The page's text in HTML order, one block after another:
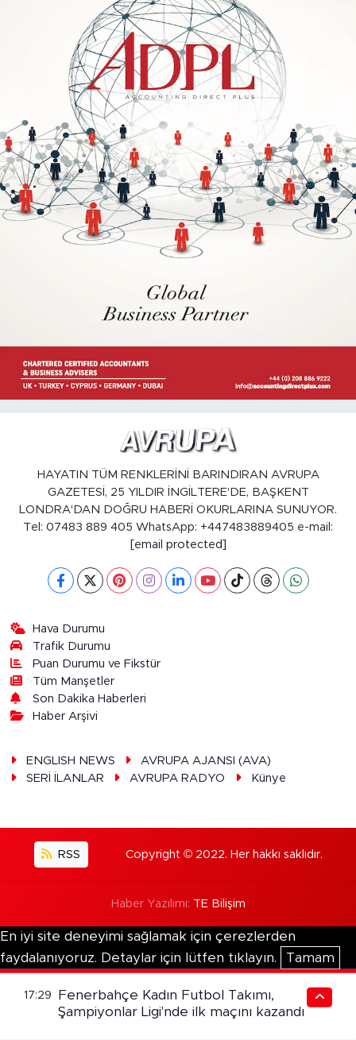
HAYATIN TÜM RENKLERİNİ BARINDIRAN AVRUPA
GAZETESİ, 25 YILDIR İNGİLTERE'DE, BAŞKENT
LONDRA'DAN DOĞRU HABERİ OKURLARINA SUNUYOR.
Tel: 07483 889 405 WhatsApp: +447483889405 e-mail:
[email protected]
Hava Durumu
Trafik Durumu
Puan Durumu ve Fikstür
Tüm Manşetler
Son Dakika Haberleri
Haber Arşivi
ENGLISH NEWS
AVRUPA AJANSI (AVA)
SERİ İLANLAR
AVRUPA RADYO Künye
RSS Copyright © 2022. Her hakkı saklıdır.
Haber Yazılımı: TE Bilişim
En iyi site deneyimi sağlamak için çerezlerden
faydalanıyoruz. Detaylar için lütfen tıklayın.
Tamam
17:29
Fenerbahçe Kadın Futbol Takımı,
Şampiyonlar Ligi'nde ilk maçını kazandı